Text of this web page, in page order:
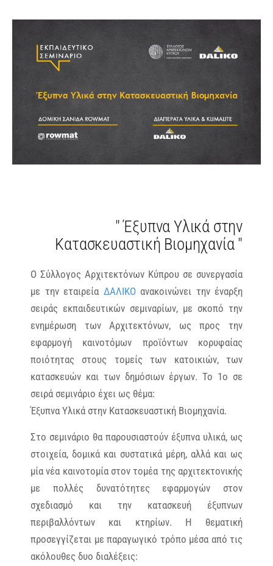
" Έξυπνα Υλικά στην
Κατασκευαστική Βιομηχανία "
Ο Σύλλογος Αρχιτεκτόνων Κύπρου σε συνεργασία
με την εταιρεία ΔΑΛΙΚΟανακοινώνει την έναρξη
σειράς εκπαιδευτικών σεμιναρίων, με σκοπό την
ενημέρωση των Αρχιτεκτόνων, ως προς την
εφαρμογή καινοτόμων προϊόντων κορυφαίας
ποιότητας στους τομείς των κατοικιών, των
κατασκευών και των δημόσιων έργων. Το 1ο σε
σειρά σεμινάριο έχει ως θέμα:
Έξυπνα Υλικά στην Κατασκευαστική Βιομηχανία.
Στο σεμινάριο θα παρουσιαστούν έξυπνα υλικά, ως
στοιχεία, δομικά και συστατικά μέρη, αλλά και ως
μία νέα καινοτομία στον τομέα της αρχιτεκτονικής
με πολλές δυνατότητες εφαρμογών στον
σχεδιασμό και την κατασκευή έξυπνων
περιβαλλόντων και κτηρίων. Η θεματική
προσεγγίζεται με παραγωγικό τρόπο μέσα από τις
ακόλουθες δυο διαλέξεις: